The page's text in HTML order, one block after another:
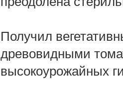
Получил
древовидными
высокоурожайных